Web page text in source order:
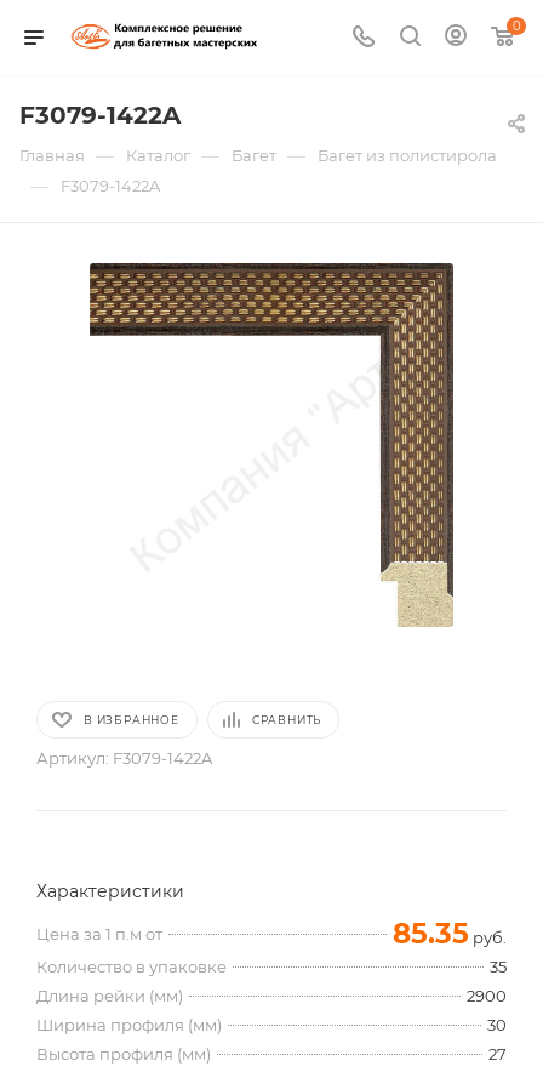
0
F3079-1422A
Главная — Каталог — Багет — Багет из полистирола
— F3079-1422A
В ИЗБРАННОЕ СРАВНИТЬ
Артикул: F3079-1422A
Характеристики
Цена за 1 п.м от 85.35 руб.
Количество в упаковке
35
Длина рейки (мм)
2900
Ширина профиля (мм)
30
Высота профиля (мм)
27